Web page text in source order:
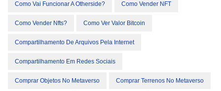
Como Vai Funcionar A Otherside? Como Vender NFT
Como Vender Nfts? Como Ver Valor Bitcoin
Compartilhamento De Arquivos Pela Internet
Compartilhamento Em Redes Sociais
Comprar Objetos No Metaverso Comprar Terrenos No Metaverso